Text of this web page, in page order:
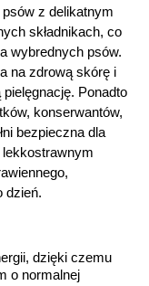
z delikatnym
składnikach, co
wybrednych psów.
na zdrową skórę i
Ponadto
konserwantów,
bezpieczna dla
dzień.
dzięki czemu
o normalnej